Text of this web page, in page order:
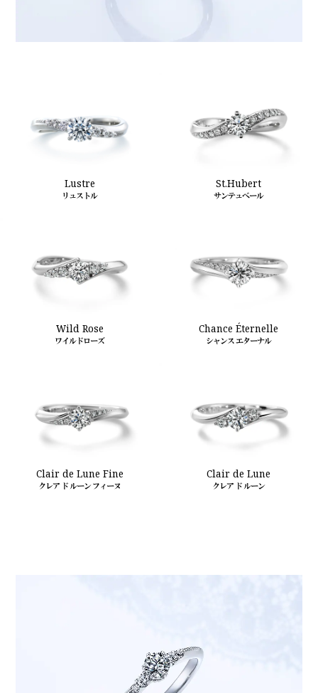
Lustre
リュストル
St.Hubert
サンテュベール
Wild Rose
ワイルドローズ
Chance Éternelle
シャンス エターナル
Clair de Lune Fine
クレア ド ルーン フィーヌ
Clair de Lune
クレア ド ルーン